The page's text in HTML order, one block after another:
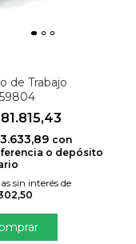
de Trabajo
con
o depósito
sin interés de